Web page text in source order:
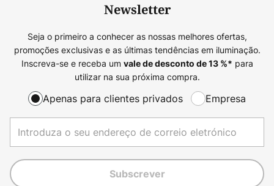
Newsletter
Seja o primeiro a conhecer as nossas melhores ofertas,
promoções exclusivas e as últimas tendências em iluminação.
Inscreva-se e receba um vale de desconto de13%* para
utilizar na sua próxima compra.
Apenas para clientes privados Empresa
Subscrever